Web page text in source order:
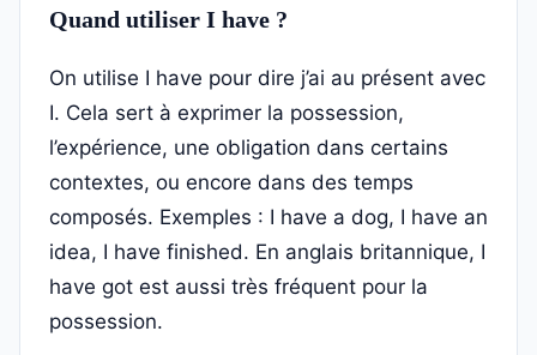
Quand utiliser I have ?
On utilise I have pour dire j’ai au présent avec
I. Cela sert à exprimer la possession,
l’expérience, une obligation dans certains
contextes, ou encore dans des temps
composés. Exemples : I have a dog, I have an
idea, I have finished. En anglais britannique, I
have got est aussi très fréquent pour la
possession.